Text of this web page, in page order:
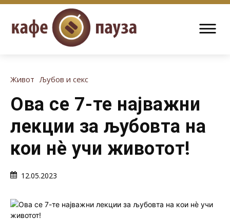
Живот Љубов и секс
Ова се 7-те најважни
лекции за љубовта на
кои нè учи животот!
12.05.2023